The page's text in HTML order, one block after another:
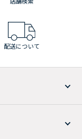
配送について